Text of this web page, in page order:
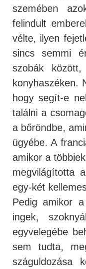
szemében
felindult
vélte, ilyen
sincs semmi
szobák
konyhaszéken.
hogy segít-e
találni a
a bőröndbe,
ügyébe. A
amikor a
megvilágította
egy-két
Pedig amikor
ingek,
egyvelegébe
sem tudta,
száguldozása